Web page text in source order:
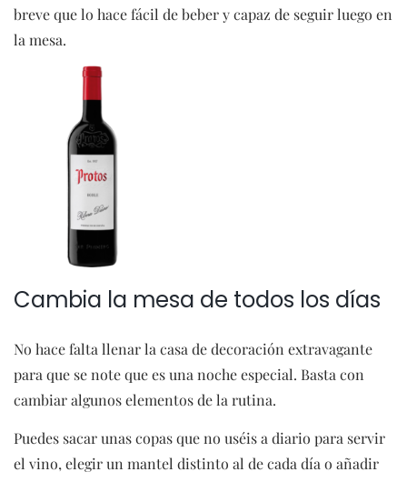
breve que lo hace fácil de beber y capaz de seguir luego en
la mesa.
Cambia la mesa de todos los días
No hace falta llenar la casa de decoración extravagante
para que se note que es una noche especial. Basta con
cambiar algunos elementos de la rutina.
Puedes sacar unas copas que no uséis a diario para servir
el vino, elegir un mantel distinto al de cada día o añadir